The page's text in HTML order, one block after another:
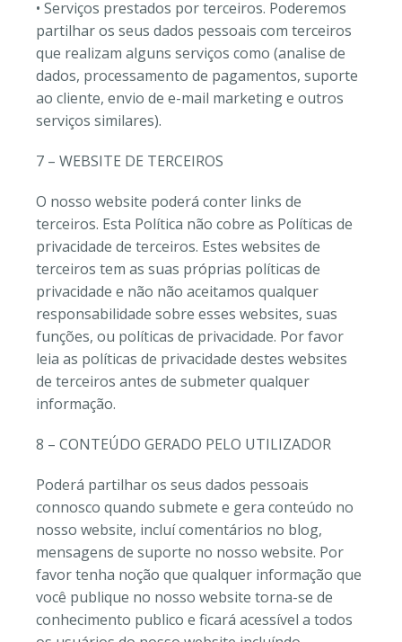
• Serviços prestados por terceiros. Poderemos
partilhar os seus dados pessoais com terceiros
que realizam alguns serviços como (analise de
dados, processamento de pagamentos, suporte
ao cliente, envio de e-mail marketing e outros
serviços similares).
7 – WEBSITE DE TERCEIROS
O nosso website poderá conter links de
terceiros. Esta Política não cobre as Políticas de
privacidade de terceiros. Estes websites de
terceiros tem as suas próprias políticas de
privacidade e não não aceitamos qualquer
responsabilidade sobre esses websites, suas
funções, ou políticas de privacidade. Por favor
leia as políticas de privacidade destes websites
de terceiros antes de submeter qualquer
informação.
8 – CONTEÚDO GERADO PELO UTILIZADOR
Poderá partilhar os seus dados pessoais
connosco quando submete e gera conteúdo no
nosso website, incluí comentários no blog,
mensagens de suporte no nosso website. Por
favor tenha noção que qualquer informação que
você publique no nosso website torna-se de
conhecimento publico e ficará acessível a todos